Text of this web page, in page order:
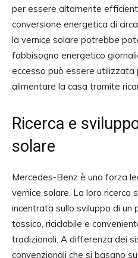
per essere altamente
conversione energetica di
la vernice solare potrebbe
fabbisogno energetico
eccesso può essere utilizzata
alimentare la casa tramite
Ricerca e
solare
Mercedes-Benz è una forza
vernice solare. La loro ricerca
incentrata sullo sviluppo di
tossico, riciclabile e
tradizionali. A differenza dei
convenzionali che si basano